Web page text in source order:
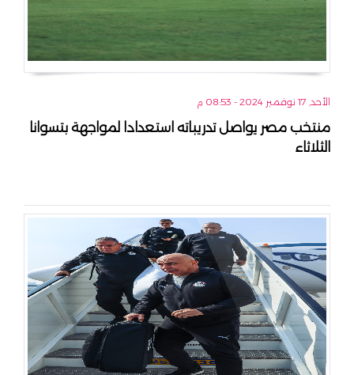
الأحد, 17 نوفمبر 2024 - 08:53 م
منتخب مصر يواصل تدريباته استعدادا لمواجهة بتسوانا
الثلاثاء